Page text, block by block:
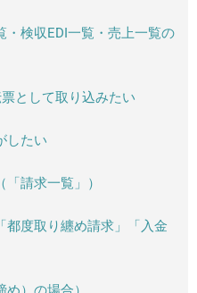
・検収EDI一覧・売上一覧の
として取り込みたい
したい
「請求一覧」）
都度取り纏め請求」「入金